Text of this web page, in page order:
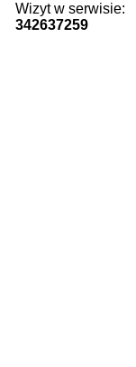
Wizyt w serwisie:
342637259